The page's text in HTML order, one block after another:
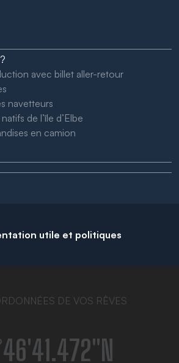
avec billet aller-retour
navetteurs
de l’île d’Elbe
en camion
utile et politiques
DE VOS RÊVES